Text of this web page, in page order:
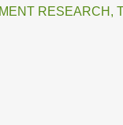
RESEARCH,